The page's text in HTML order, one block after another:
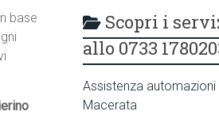
base
Scopri i
allo 0733
Assistenza
Macerata